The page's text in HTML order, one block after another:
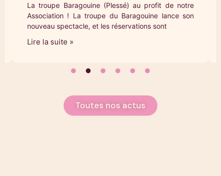
La troupe Baragouine (Plessé) au profit de notre
Association ! La troupe du Baragouine lance son
nouveau spectacle, et les réservations sont
Lire la suite »
Toutes nos actus